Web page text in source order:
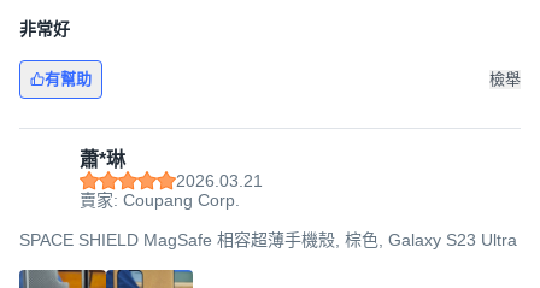
非常好
有幫助 檢舉
蕭*琳
2026.03.21
賣家: Coupang Corp.
SPACE SHIELD MagSafe 相容超薄手機殼, 棕色, Galaxy S23 Ultra